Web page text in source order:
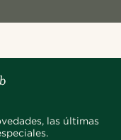
las últimas